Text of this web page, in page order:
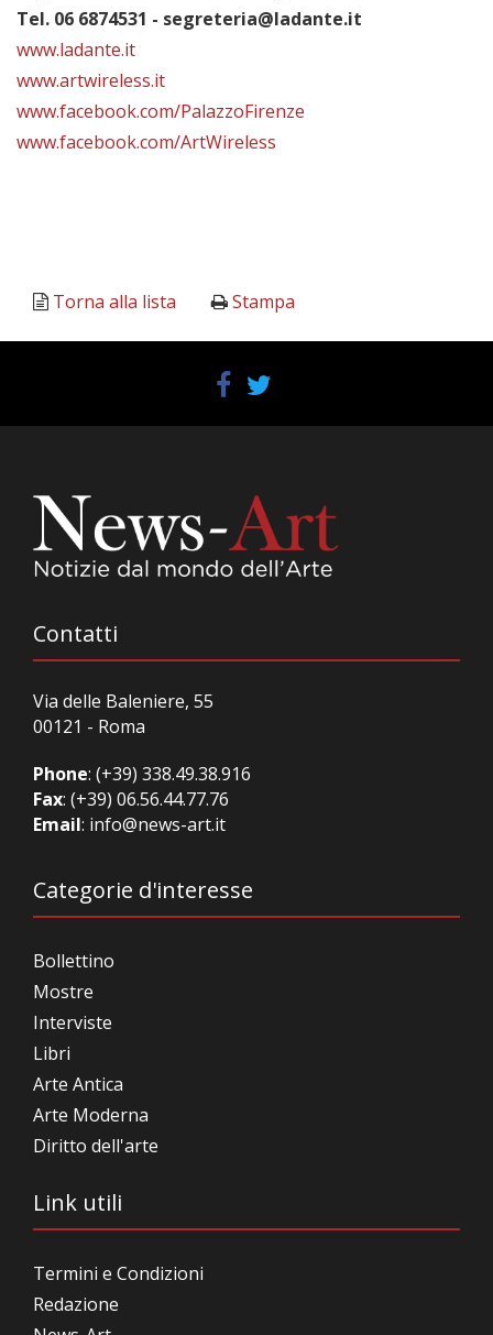
Tel. 06 6874531 - segreteria@ladante.it
www.ladante.it
www.artwireless.it
www.facebook.com/PalazzoFirenze
www.facebook.com/ArtWireless
Torna alla lista Stampa
Contatti
Via delle Baleniere, 55
00121 - Roma
Phone: (+39) 338.49.38.916
Fax: (+39) 06.56.44.77.76
Email: info@news-art.it
Categorie d'interesse
Bollettino
Mostre
Interviste
Libri
Arte Antica
Arte Moderna
Diritto dell'arte
Link utili
Termini e Condizioni
Redazione